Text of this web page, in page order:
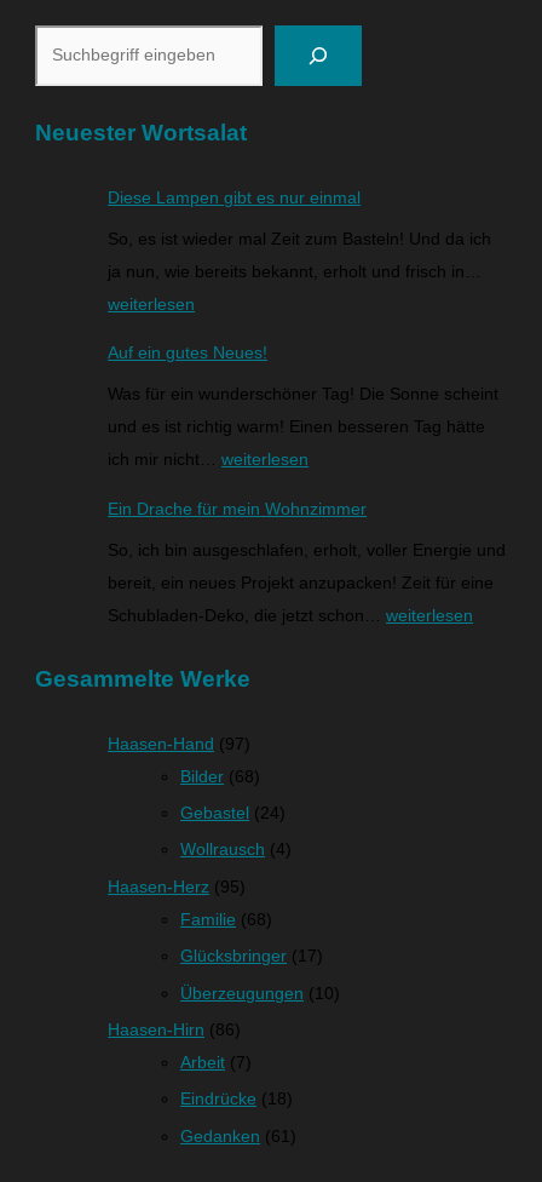
Neuester Wortsalat
Diese Lampen gibt es nur einmal
So, es ist wieder mal Zeit zum Basteln! Und da ich
ja nun, wie bereits bekannt, erholt und frisch in…
weiterlesen
Auf ein gutes Neues!
Was für ein wunderschöner Tag! Die Sonne scheint
und es ist richtig warm! Einen besseren Tag hätte
ich mir nicht…weiterlesen
Ein Drache für mein Wohnzimmer
So, ich bin ausgeschlafen, erholt, voller Energie und
bereit, ein neues Projekt anzupacken! Zeit für eine
Schubladen-Deko, die jetzt schon…weiterlesen
Gesammelte Werke
Haasen-Hand (97)
Bilder (68)
Gebastel (24)
Wollrausch (4)
Haasen-Herz (95)
Familie (68)
Glücksbringer (17)
Überzeugungen (10)
Haasen-Hirn (86)
Arbeit (7)
Eindrücke (18)
Gedanken (61)